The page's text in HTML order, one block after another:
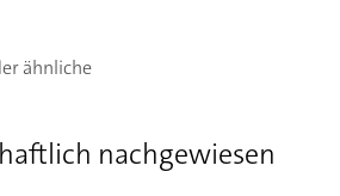
ähnliche
nachgewiesen